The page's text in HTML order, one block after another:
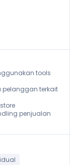
tools
pelanggan terkait
penjualan